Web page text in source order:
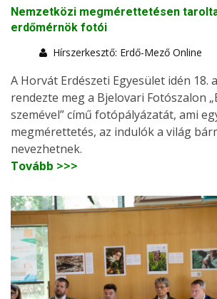
Nemzetközi megmérettetésen
erdőmérnök fotói
Hírszerkesztő: Erdő-Mező Online
A Horvát Erdészeti Egyesület idén 18.
rendezte meg a Bjelovari Fotószalon
szemével” című fotópályázatát, ami
megmérettetés, az indulók a világ
nevezhetnek.
Tovább >>>